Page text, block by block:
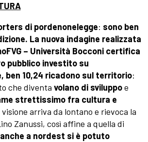
di pordenonelegge: sono ben
La nuova indagine realizzata
– Università Bocconi certifica
pubblico investito su
ben 10,24 ricadono sul territorio:
che diventa volano di sviluppoe
strettissimo fra cultura e
visione arriva da lontano e rievoca la
Zanussi, così affine a quella di
anche a nordest si è potuto